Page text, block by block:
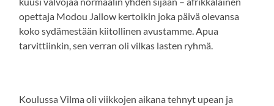
opettaja Modou Jallow kertoikin joka päivä olevansa
koko sydämestään kiitollinen avustamme. Apua
tarvittiinkin, sen verran oli vilkas lasten ryhmä.
Koulussa Vilma oli viikkojen aikana tehnyt upean ja